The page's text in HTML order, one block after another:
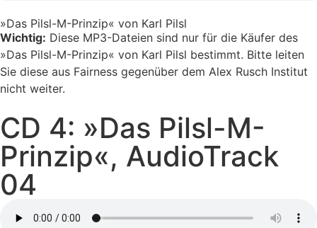
»Das Pilsl-M-Prinzip« von Karl Pilsl
Wichtig: Diese MP3-Dateien sind nur für die Käufer des
»Das Pilsl-M-Prinzip« von Karl Pilsl bestimmt. Bitte leiten
Sie diese aus Fairness gegenüber dem Alex Rusch Institut
nicht weiter.
CD 4: »Das Pilsl-M-
Prinzip«, AudioTrack
04